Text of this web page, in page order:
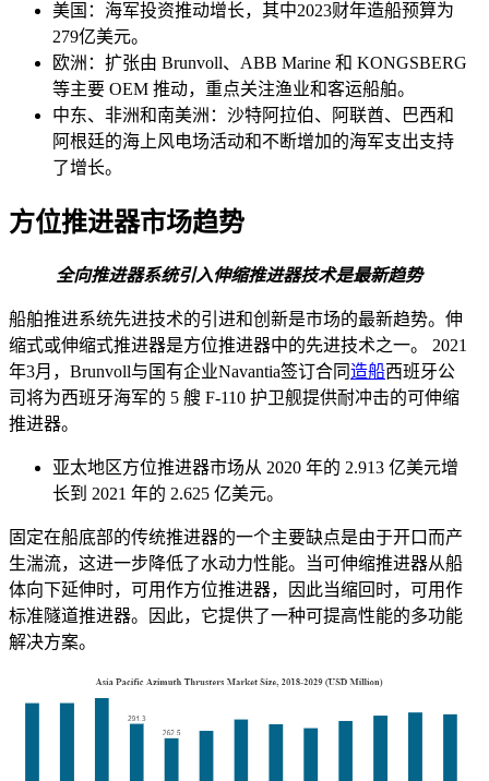
美国：海军投资推动增长，其中2023财年造船预算为
279亿美元。
欧洲：扩张由 Brunvoll、ABB Marine 和 KONGSBERG
等主要 OEM 推动，重点关注渔业和客运船舶。
中东、非洲和南美洲：沙特阿拉伯、阿联酋、巴西和
阿根廷的海上风电场活动和不断增加的海军支出支持
了增长。
方位推进器市场趋势
全向推进器系统引入伸缩推进器技术是最新趋势
船舶推进系统先进技术的引进和创新是市场的最新趋势。伸
缩式或伸缩式推进器是方位推进器中的先进技术之一。 2021
年3月，Brunvoll与国有企业Navantia签订合同造船西班牙公
司将为西班牙海军的 5 艘 F-110 护卫舰提供耐冲击的可伸缩
推进器。
亚太地区方位推进器市场从 2020 年的 2.913 亿美元增
长到 2021 年的 2.625 亿美元。
固定在船底部的传统推进器的一个主要缺点是由于开口而产
生湍流，这进一步降低了水动力性能。当可伸缩推进器从船
体向下延伸时，可用作方位推进器，因此当缩回时，可用作
标准隧道推进器。因此，它提供了一种可提高性能的多功能
解决方案。